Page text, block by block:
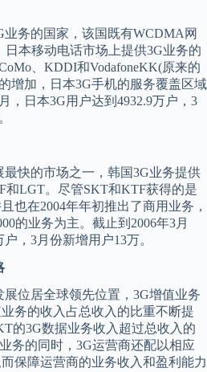
务的国家，该国既有WCDMA网
本移动电话市场上提供3G业务的
、KDDI和VodafoneKK(原来的
增加，日本3G手机的服务覆盖区域
，日本3G用户达到4932.9万户，3
快的市场之一，韩国3G业务提供
和LGT。尽管SKT和KTF获得的是
也在2004年年初推出了商用业务，
的业务为主。截止到2006年3月
，3月份新增用户13万。
位居全球领先位置，3G增值业务
务的收入占总收入的比重不断提
的3G数据业务收入超过总收入的
务的同时，3G运营商还配以相应
保障运营商的业务收入和盈利能力